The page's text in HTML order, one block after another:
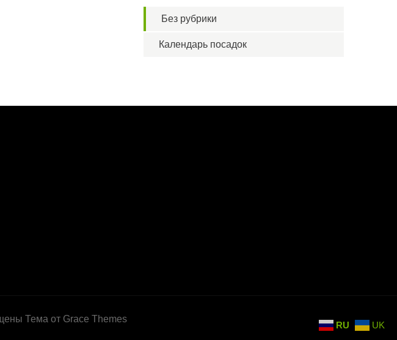
Без рубрики
Календарь посадок
Тема от Grace Themes
RU UK